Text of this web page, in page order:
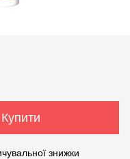
Купити
знижки